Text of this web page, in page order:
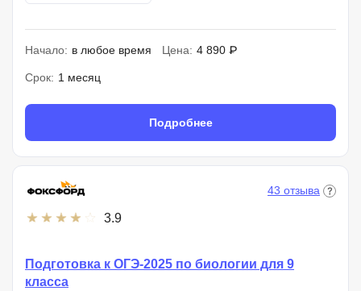
Начало: в любое время Цена: 4 890 ₽
Срок: 1 месяц
Подробнее
3.9
43 отзыва
Подготовка к ОГЭ-2025 по биологии для 9
класса